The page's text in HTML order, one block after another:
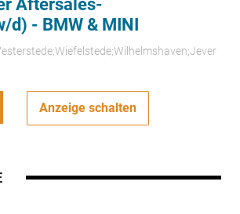
Aftersales-
d) - BMW & MINI
Anzeige schalten